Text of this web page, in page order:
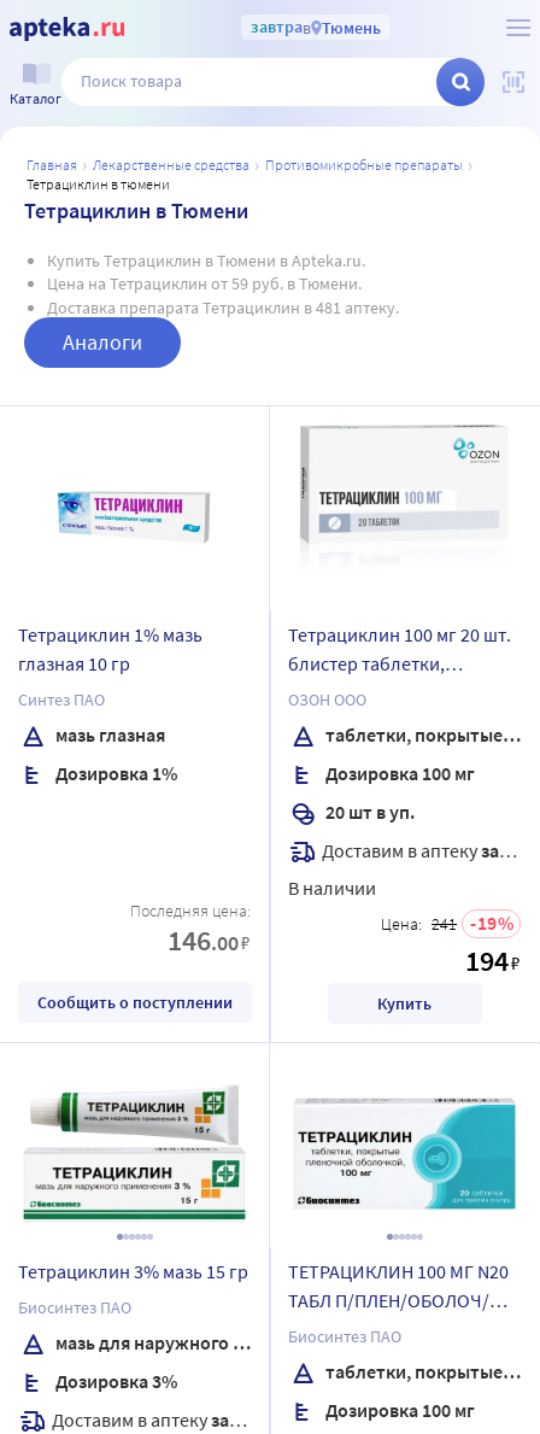
завтрав Тюмень
Каталог
главная лекарственные средства
противомикробные препараты
тетрациклин в тюмени
Тетрациклин в Тюмени
Купить Тетрациклин в Тюмени в Apteka.ru.
Цена на Тетрациклин от 59 руб. в Тюмени.
Доставка препарата Тетрациклин в 481 аптеку.
Аналоги
Тетрациклин 1% мазь
глазная 10 гр
Синтез ПАО
мазь глазная
Дозировка 1%
Последняя цена:
146.00₽
Сообщить о поступлении
Тетрациклин 100 мг 20 шт.
блистер таблетки,
покрытые пленочной
оболочкой
ОЗОН ООО
таблетки, покрытые пленочной оболочкой
Дозировка 100 мг
20 шт в уп.
Доставим в аптекузавтра
В наличии
Цена: 241 19
194₽
Купить
Тетрациклин 3% мазь 15 гр
Биосинтез ПАО
мазь для наружного применения
Дозировка 3%
Доставим в аптекузавтра
ТЕТРАЦИКЛИН 100 МГ N20
ТАБЛ П/ПЛЕН/ОБОЛОЧ/
БИОСИНТЕЗ
Биосинтез ПАО
таблетки, покрытые пленочной оболочкой
Дозировка 100 мг